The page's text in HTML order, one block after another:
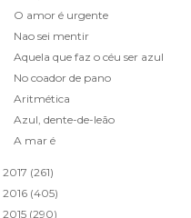
O amor é urgente
Nao sei mentir
Aquela que faz o céu ser azul
No coador de pano
Aritmética
Azul, dente-de-leão
A mar é
2017 (261)
2016 (405)
2015 (290)